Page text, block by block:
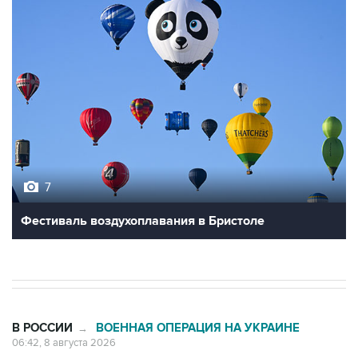
7
Фестиваль воздухоплавания в Бристоле
В РОССИИ → ВОЕННАЯ ОПЕРАЦИЯ НА УКРАИНЕ
06:42, 8 августа 2026